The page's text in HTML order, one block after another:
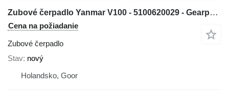
Zubové čerpadlo Yanmar V100 - 5100620029 - Gearpump/Zahnradpumpe na kolesového nakladača
Cena na požiadanie
Zubové čerpadlo
Stav nový
Holandsko, Goor